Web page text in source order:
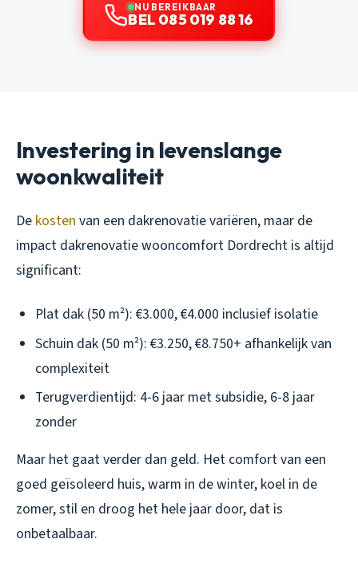
NU BEREIKBAAR
BEL 085 019 88 16
Investering in levenslange
woonkwaliteit
De kosten van een dakrenovatie variëren, maar de
impact dakrenovatie wooncomfort Dordrecht is altijd
significant:
Plat dak (50 m²): €3.000, €4.000 inclusief isolatie
Schuin dak (50 m²): €3.250, €8.750+ afhankelijk van
complexiteit
Terugverdientijd: 4-6 jaar met subsidie, 6-8 jaar
zonder
Maar het gaat verder dan geld. Het comfort van een
goed geïsoleerd huis, warm in de winter, koel in de
zomer, stil en droog het hele jaar door, dat is
onbetaalbaar.